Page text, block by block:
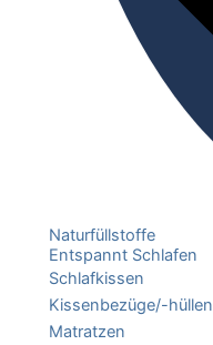
Naturfüllstoffe
Entspannt Schlafen
Schlafkissen
Kissenbezüge/-hüllen
Matratzen